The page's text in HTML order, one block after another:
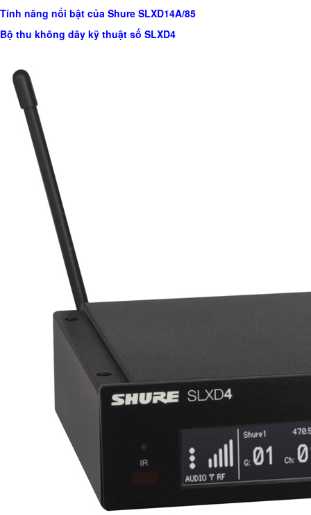
Tính năng nổi bật của Shure SLXD14A/85
Bộ thu không dây kỹ thuật số SLXD4